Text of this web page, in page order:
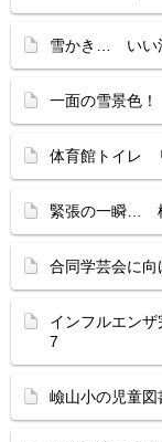
雪かき… いい
一面の雪景色
体育館トイレ
緊張の一瞬…
合同学芸会に
インフルエン
7
嶮山小の児童